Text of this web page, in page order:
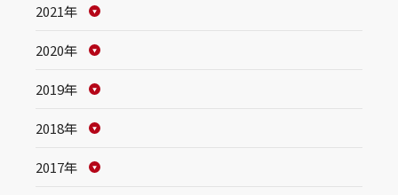
2021年
2020年
2019年
2018年
2017年